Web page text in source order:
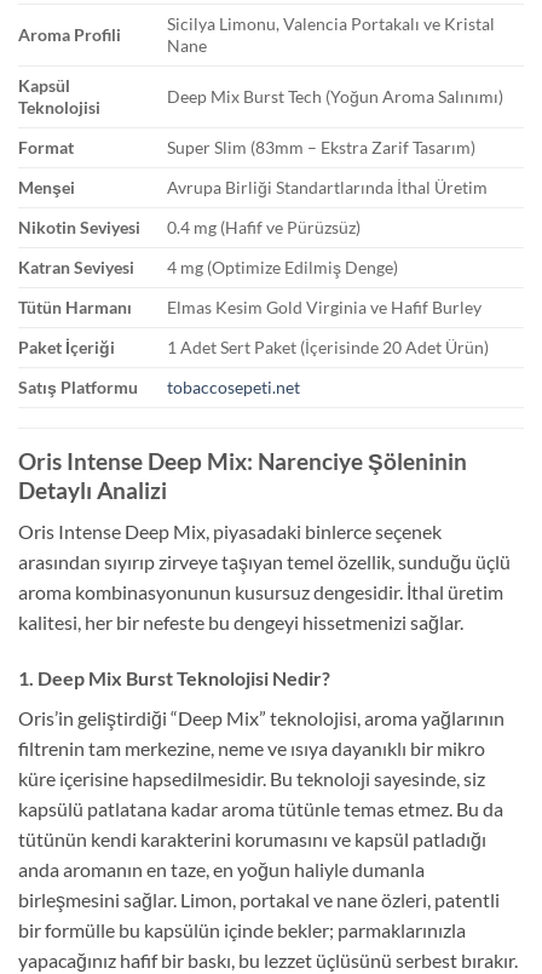
Aroma Profili
Sicilya Limonu, Valencia Portakalı ve Kristal
Nane
Kapsül
Teknolojisi
Deep Mix Burst Tech (Yoğun Aroma Salınımı)
Format
Super Slim (83mm – Ekstra Zarif Tasarım)
Menşei
Avrupa Birliği Standartlarında İthal Üretim
Nikotin Seviyesi
0.4 mg (Hafif ve Pürüzsüz)
Katran Seviyesi
4 mg (Optimize Edilmiş Denge)
Tütün Harmanı
Elmas Kesim Gold Virginia ve Hafif Burley
Paket İçeriği
1 Adet Sert Paket (İçerisinde 20 Adet Ürün)
Satış Platformu
tobaccosepeti.net
Oris Intense Deep Mix: Narenciye Şöleninin
Detaylı Analizi
Oris Intense Deep Mix, piyasadaki binlerce seçenek
arasından sıyırıp zirveye taşıyan temel özellik, sunduğu üçlü
aroma kombinasyonunun kusursuz dengesidir. İthal üretim
kalitesi, her bir nefeste bu dengeyi hissetmenizi sağlar.
1. Deep Mix Burst Teknolojisi Nedir?
Oris’in geliştirdiği “Deep Mix” teknolojisi, aroma yağlarının
filtrenin tam merkezine, neme ve ısıya dayanıklı bir mikro
küre içerisine hapsedilmesidir. Bu teknoloji sayesinde, siz
kapsülü patlatana kadar aroma tütünle temas etmez. Bu da
tütünün kendi karakterini korumasını ve kapsül patladığı
anda aromanın en taze, en yoğun haliyle dumanla
birleşmesini sağlar. Limon, portakal ve nane özleri, patentli
bir formülle bu kapsülün içinde bekler; parmaklarınızla
yapacağınız hafif bir baskı, bu lezzet üçlüsünü serbest bırakır.